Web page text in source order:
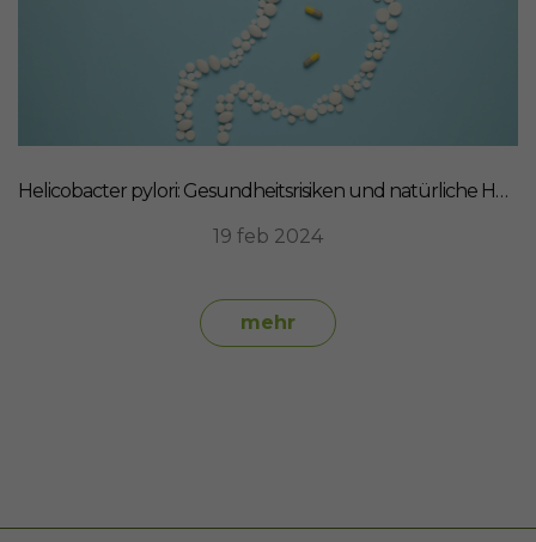
Helicobacter pylori: Gesundheitsrisiken und natürliche Heilmittel
19 feb 2024
mehr